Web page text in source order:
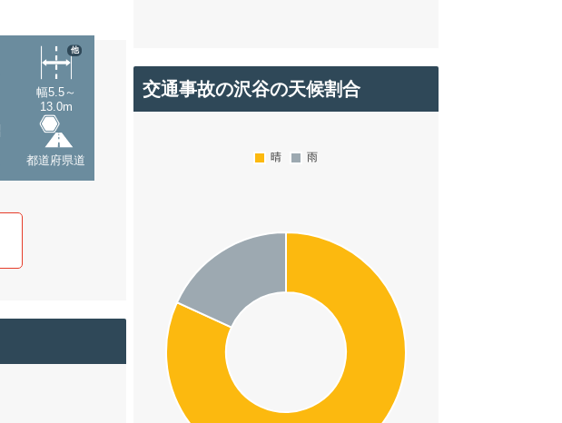
幅5.5～
13.0m
他
都道府県道
交通事故の沢谷の天候割合